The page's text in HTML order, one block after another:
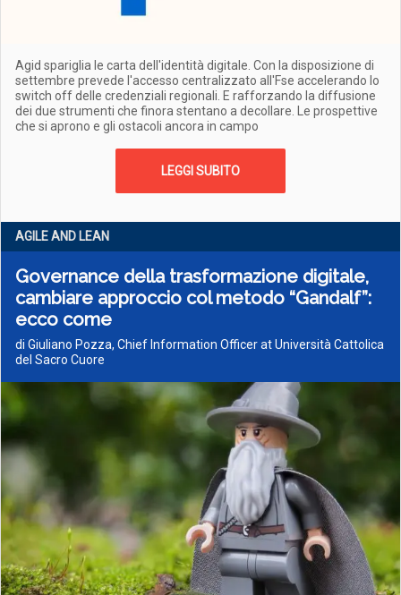
Agid spariglia le carta dell'identità digitale. Con la disposizione di
settembre prevede l'accesso centralizzato all'Fse accelerando lo
switch off delle credenziali regionali. E rafforzando la diffusione
dei due strumenti che finora stentano a decollare. Le prospettive
che si aprono e gli ostacoli ancora in campo
LEGGI SUBITO
AGILE AND LEAN
Governance della trasformazione digitale,
cambiare approccio col metodo “Gandalf”:
ecco come
di Giuliano Pozza, Chief Information Officer at Università Cattolica
del Sacro Cuore